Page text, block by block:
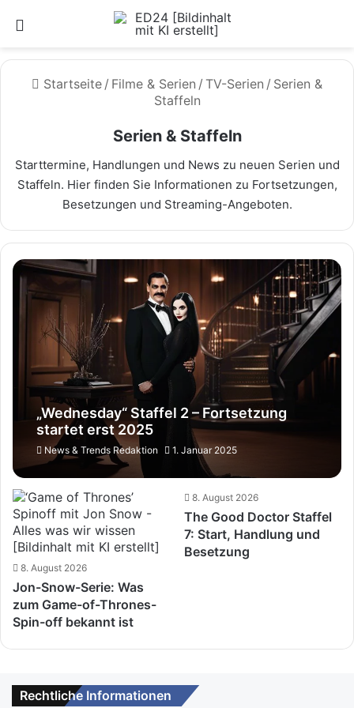
Startseite / Filme & Serien / TV-Serien / Serien &
Staffeln
Serien & Staffeln
Starttermine, Handlungen und News zu neuen Serien und
Staffeln. Hier finden Sie Informationen zu Fortsetzungen,
Besetzungen und Streaming-Angeboten.
„Wednesday“ Staffel 2 – Fortsetzung
startet erst 2025
News & Trends Redaktion 1. Januar 2025
8. August 2026
Jon-Snow-Serie: Was
zum Game-of-Thrones-
Spin-off bekannt ist
8. August 2026
The Good Doctor Staffel
7: Start, Handlung und
Besetzung
Rechtliche Informationen